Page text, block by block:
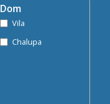
Dom
Vila
Chalupa